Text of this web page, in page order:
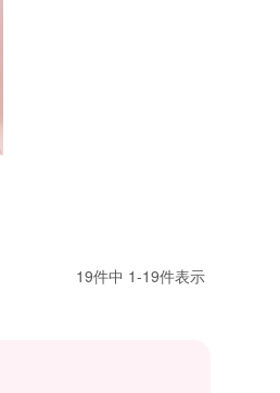
19件中 1-19件表示